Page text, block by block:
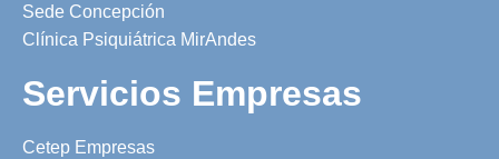
Sede Concepción
Clínica Psiquiátrica MirAndes
Servicios Empresas
Cetep Empresas